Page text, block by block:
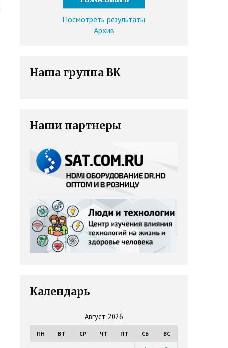
Посмотреть результаты
Архив
Наша группа ВК
Наши партнеры
Календарь
Август 2026
ПН ВТ СР ЧТ ПТ СБ ВС